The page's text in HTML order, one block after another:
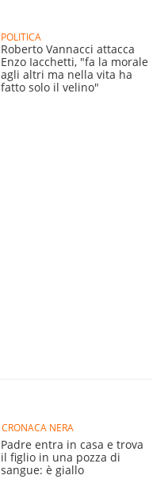
POLITICA
Roberto Vannacci attacca
Enzo Iacchetti, "fa la morale
agli altri ma nella vita ha
fatto solo il velino"
CRONACA NERA
Padre entra in casa e trova
il figlio in una pozza di
sangue: è giallo